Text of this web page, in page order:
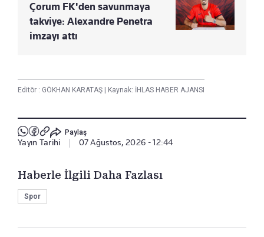
Çorum FK'den savunmaya
takviye: Alexandre Penetra
imzayı attı
Editör : GÖKHAN KARATAŞ Kaynak: İHLAS HABER AJANSI
Paylaş
Yayın Tarihi 07 Ağustos, 2026 - 12:44
Haberle İlgili Daha Fazlası
Spor